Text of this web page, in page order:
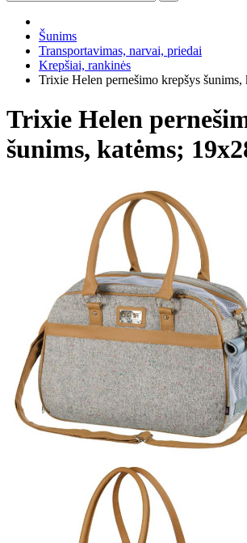
Šunims
Transportavimas, narvai, priedai
Krepšiai, rankinės
Trixie Helen pernešimo krepšys
Trixie Helen
šunims, katėms;